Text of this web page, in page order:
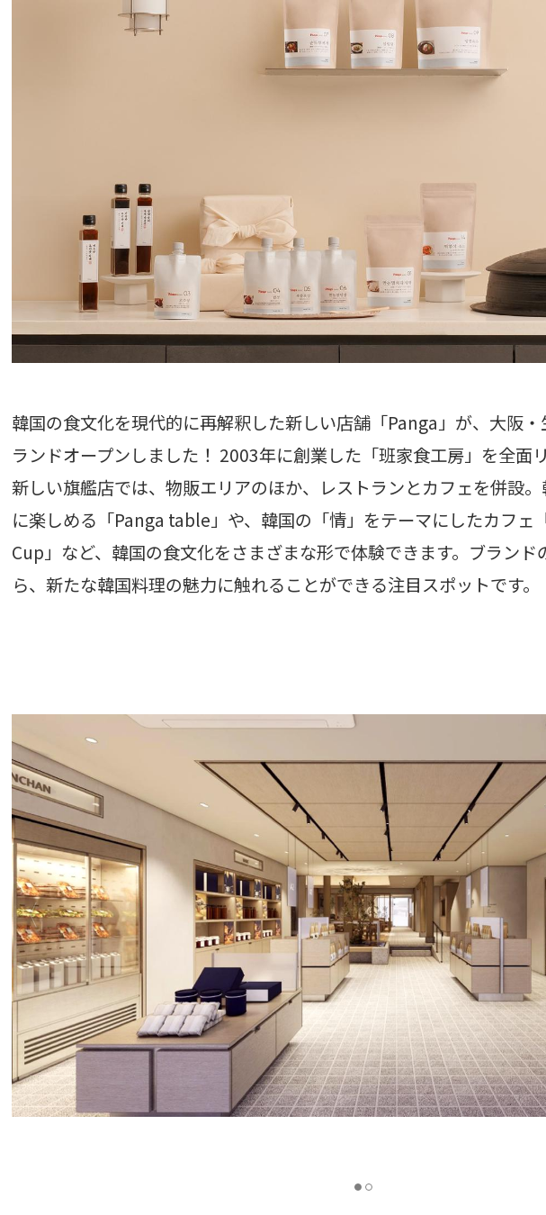
韓国の食文化を現代的に再解釈した新しい店舗「Panga」が、大阪
ランドオープンしました！ 2003年に創業した「班家食工房」を全面
新しい旗艦店では、物販エリアのほか、レストランとカフェを併設
に楽しめる「Panga table」や、韓国の「情」をテーマにしたカフェ
Cup」など、韓国の食文化をさまざまな形で体験できます。ブランド
ら、新たな韓国料理の魅力に触れることができる注目スポットです。